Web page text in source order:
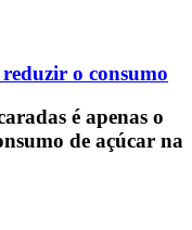
o consumo
é apenas o
de açúcar na